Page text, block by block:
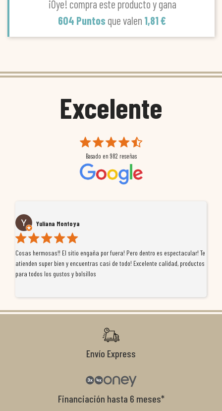
¡Oye! compra este producto y gana
604 Puntos que valen 1,81 €
Excelente
Basado en 982 reseñas
Yuliana Montoya
Cosas hermosas!! El sitio engaña por fuera! Pero dentro es espectacular! Te
atienden super bien y encuentras casi de todo! Excelente calidad, productos
para todos los gustos y bolsillos
Envío Express
Financiación hasta 6 meses*